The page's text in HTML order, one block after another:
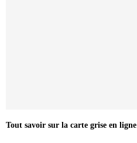
Tout savoir sur la carte grise en ligne